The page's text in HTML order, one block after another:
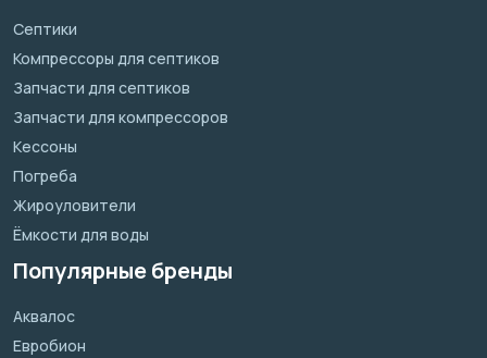
Септики
Компрессоры для септиков
Запчасти для септиков
Запчасти для компрессоров
Кессоны
Погреба
Жироуловители
Ёмкости для воды
Популярные бренды
Аквалос
Евробион